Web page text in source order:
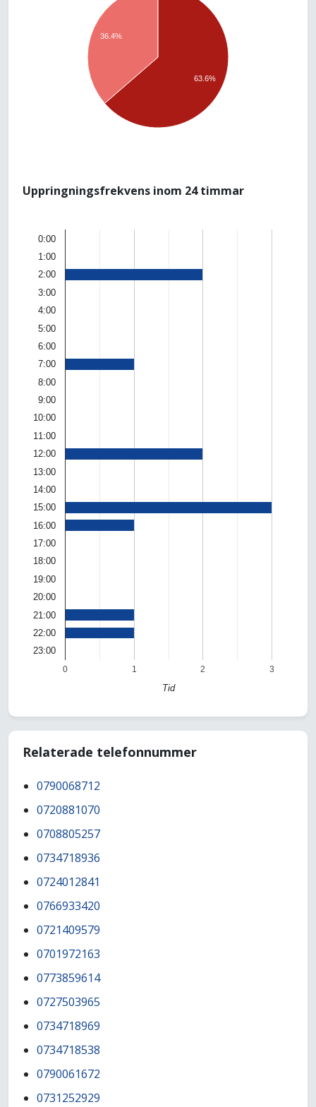
36.4%
63.6%
Uppringningsfrekvens inom 24 timmar
0 1 2 3
0:00
1:00
2:00
3:00
4:00
5:00
6:00
7:00
8:00
9:00
10:00
11:00
12:00
13:00
14:00
15:00
16:00
17:00
18:00
19:00
20:00
21:00
22:00
23:00
Tid
Relaterade telefonnummer
0790068712
0720881070
0708805257
0734718936
0724012841
0766933420
0721409579
0701972163
0773859614
0727503965
0734718969
0734718538
0790061672
0731252929